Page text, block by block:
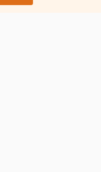
сложении